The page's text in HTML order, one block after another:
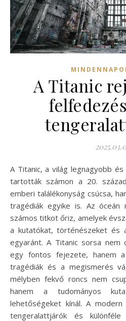
A Titanic
A Titanic, a világ legnagyobb és legmodernebb hajójaként
tartották számon a 20.
emberi találékonyság csúcsa,
tragédiák egyike is. Az óceán
számos titkot őriz, amelyek
a kutatókat, történészeket és
egyaránt. A Titanic sorsa nem
egy fontos fejezete, hanem
tragédiák és a megismerés
mélyben fekvő roncs nem
hanem a tudományos
lehetőségeket kínál. A modern
tengeralattjárók és különféle